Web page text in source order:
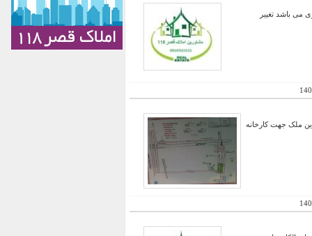
متر مربع بدون تغییر کاربری می باشد تغییر
کاربری این ملک جهت کارخانه